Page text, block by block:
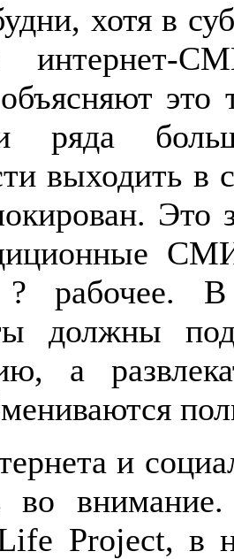
хотя в
интернет-
ряда
выходить в
Это
? рабочее.
должны
а
и
во
Project, в